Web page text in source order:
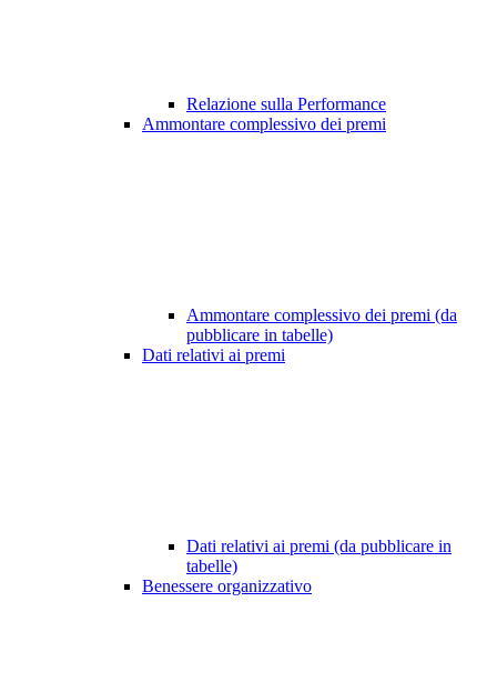
Relazione sulla Performance
Ammontare complessivo dei premi
Ammontare complessivo dei premi (da
pubblicare in tabelle)
Dati relativi ai premi
Dati relativi ai premi (da pubblicare in
tabelle)
Benessere organizzativo